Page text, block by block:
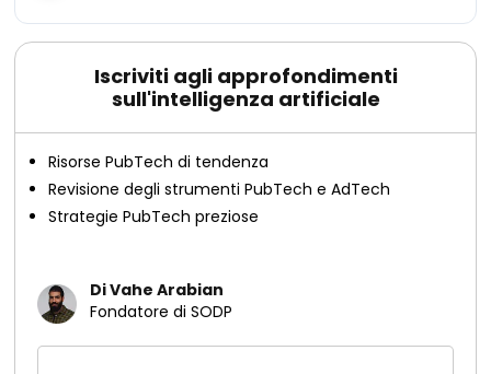
Iscriviti agli approfondimenti
sull'intelligenza artificiale
Risorse PubTech di tendenza
Revisione degli strumenti PubTech e AdTech
Strategie PubTech preziose
Di Vahe Arabian
Fondatore di SODP